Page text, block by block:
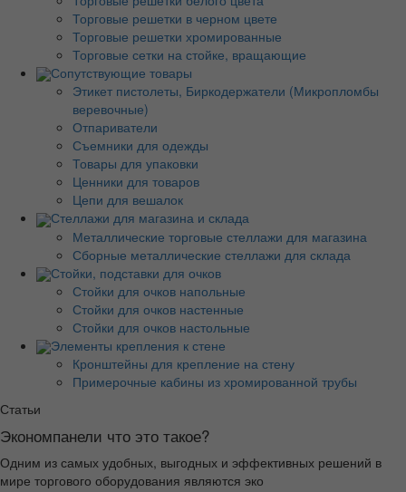
Торговые решетки в черном цвете
Торговые решетки хромированные
Торговые сетки на стойке, вращающие
Сопутствующие товары
Этикет пистолеты, Биркодержатели (Микропломбы
веревочные)
Отпариватели
Съемники для одежды
Товары для упаковки
Ценники для товаров
Цепи для вешалок
Стеллажи для магазина и склада
Металлические торговые стеллажи для магазина
Сборные металлические стеллажи для склада
Стойки, подставки для очков
Стойки для очков напольные
Стойки для очков настенные
Стойки для очков настольные
Элементы крепления к стене
Кронштейны для крепление на стену
Примерочные кабины из хромированной трубы
Статьи
Экономпанели что это такое?
Одним из самых удобных, выгодных и эффективных решений в
мире торгового оборудования являются эко